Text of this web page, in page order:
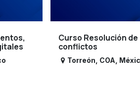
Curso Resolución de
conflictos
Torreón COA